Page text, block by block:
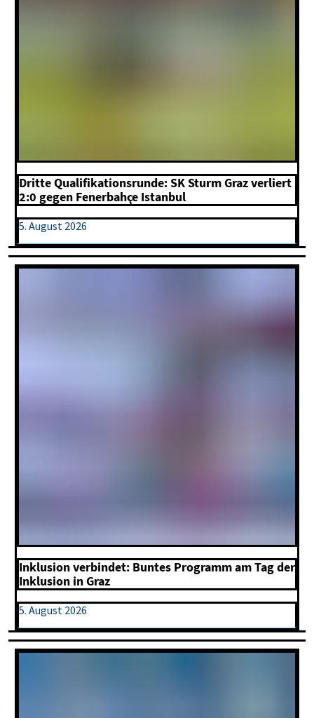
Dritte Qualifikationsrunde: SK Sturm Graz verliert
2:0 gegen Fenerbahçe Istanbul
5. August 2026
Inklusion verbindet: Buntes Programm am Tag der
Inklusion in Graz
5. August 2026